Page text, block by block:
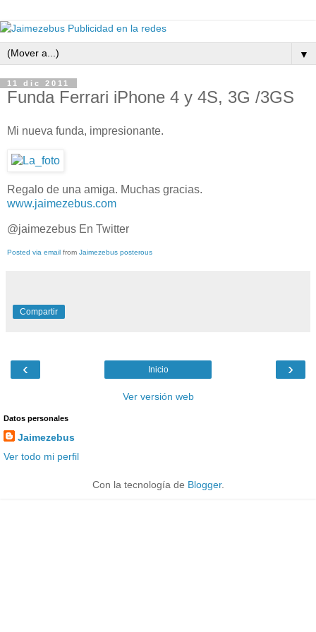
▼
11 dic 2011
Funda Ferrari iPhone 4 y 4S, 3G /3GS
Mi nueva funda, impresionante.
Regalo de una amiga. Muchas gracias.
www.jaimezebus.com
@jaimezebus En Twitter
Posted via email from Jaimezebus posterous
Compartir
‹ ›
Inicio
Ver versión web
Datos personales
Jaimezebus
Ver todo mi perfil
Con la tecnología de Blogger.